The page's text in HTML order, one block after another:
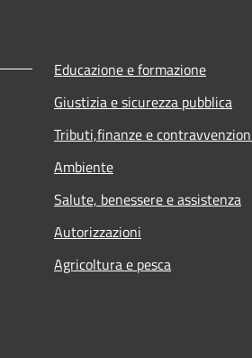
Educazione e formazione
Giustizia e sicurezza pubblica
Tributi,finanze e
Ambiente
Salute, benessere e assistenza
Autorizzazioni
Agricoltura e pesca